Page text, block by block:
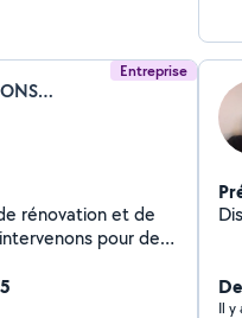
Entreprise
SAVIC RENOVATION CONSTRUCTION
rénovation et de
pour des
Nous
avec une
Il y